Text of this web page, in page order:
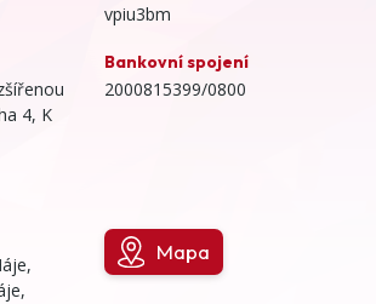
vpiu3bm
4, K
Bankovní spojení
2000815399/0800
Mapa